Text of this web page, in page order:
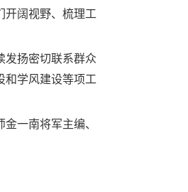
开阔视野、梳理工
发扬密切联系群众
和学风建设等项工
一南将军主编、